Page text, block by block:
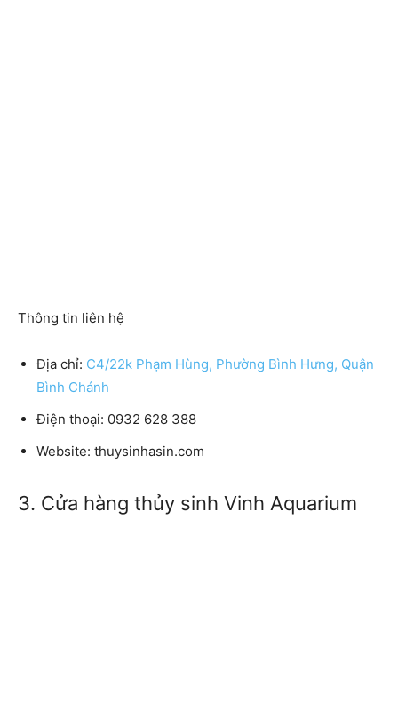
Thông tin liên hệ
Địa chỉ: C4/22k Phạm Hùng, Phường Bình Hưng, Quận
Bình Chánh
Điện thoại: 0932 628 388
Website: thuysinhasin.com
3. Cửa hàng thủy sinh Vinh Aquarium